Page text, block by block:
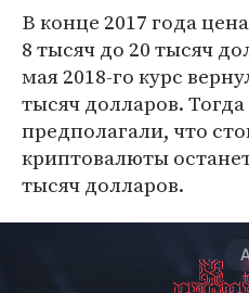
В конце 2017 года
8 тысяч до 20 тысяч
мая 2018-го курс
тысяч долларов.
предполагали, что
криптовалюты
тысяч долларов.